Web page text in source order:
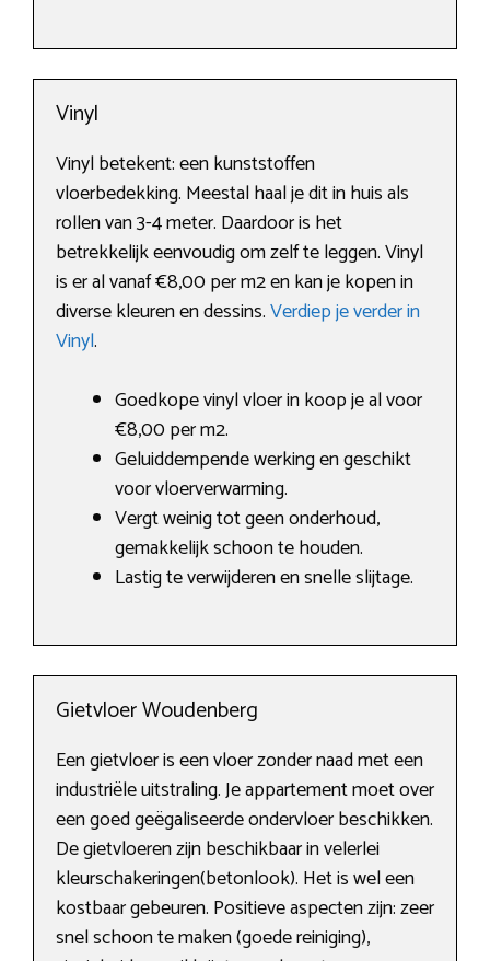
Vinyl
Vinyl betekent: een kunststoffen
vloerbedekking. Meestal haal je dit in huis als
rollen van 3-4 meter. Daardoor is het
betrekkelijk eenvoudig om zelf te leggen. Vinyl
is er al vanaf €8,00 per m2 en kan je kopen in
diverse kleuren en dessins.Verdiep je verder in
Vinyl.
Goedkope vinyl vloer in koop je al voor
€8,00 per m2.
Geluiddempende werking en geschikt
voor vloerverwarming.
Vergt weinig tot geen onderhoud,
gemakkelijk schoon te houden.
Lastig te verwijderen en snelle slijtage.
Gietvloer Woudenberg
Een gietvloer is een vloer zonder naad met een
industriële uitstraling. Je appartement moet over
een goed geëgaliseerde ondervloer beschikken.
De gietvloeren zijn beschikbaar in velerlei
kleurschakeringen(betonlook). Het is wel een
kostbaar gebeuren. Positieve aspecten zijn: zeer
snel schoon te maken (goede reiniging),